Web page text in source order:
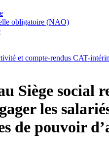
obligatoire (NAO)
et compte-rendus CAT-
Siège social
les
de pouvoir